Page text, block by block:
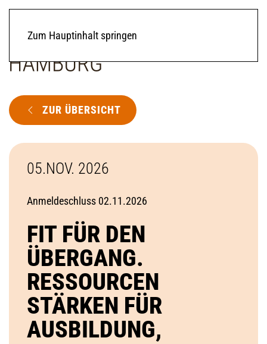
Zum Hauptinhalt springen
ZUR ÜBERSICHT
05.NOV. 2026
Anmeldeschluss 02.11.2026
FIT FÜR DEN
ÜBERGANG.
RESSOURCEN
STÄRKEN FÜR
AUSBILDUNG,